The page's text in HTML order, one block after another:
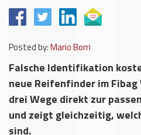
Posted by:Mario Borri
Falsche Identifikation
neue Reifenfinder im
drei Wege direkt zur
und zeigt gleichzeitig,
sind.